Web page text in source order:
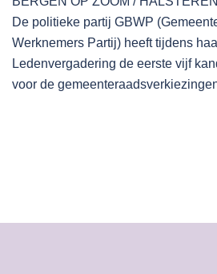
De politieke partij GBWP
Werknemers Partij) heeft tijdens
Ledenvergadering de eerste vijf
voor de